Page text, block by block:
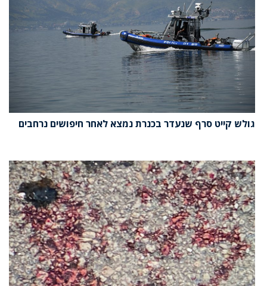
גולש קייט סרף שנעדר בכנרת נמצא לאחר חיפושים נרחבים